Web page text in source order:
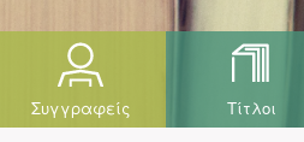
Συγγραφείς Τίτλοι